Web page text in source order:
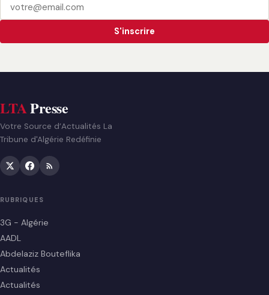
S'inscrire
LTAPresse
Votre Source d’Actualités La
Tribune d'Algérie Redéfinie
RUBRIQUES
3G - Algérie
AADL
Abdelaziz Bouteflika
Actualités
Actualités